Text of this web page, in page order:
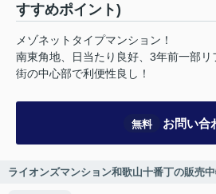
すすめポイント)
メゾネットタイプマンション！
南東角地、日当たり良好、3年前一部リ
街の中心部で利便性良し！
無料 お問い合
ライオンズマンション和歌山十番丁の販売